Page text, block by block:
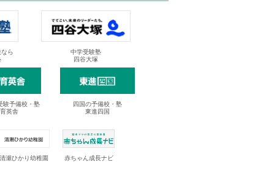
ら
中学受験塾
四谷大塚
験予備校・塾
英舎
四国の予備校・塾
東進四国
清瀬ひかり幼稚園 赤ちゃん成長ナビ